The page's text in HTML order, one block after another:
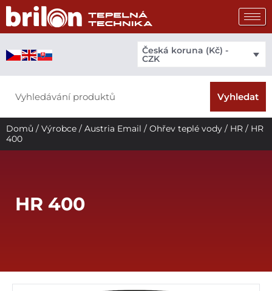
Přeskočit
obsah
Česká koruna (Kč) -
CZK
Vyhledat
Domů / Výrobce / Austria Email / Ohřev teplé vody / HR / HR
400
HR 400